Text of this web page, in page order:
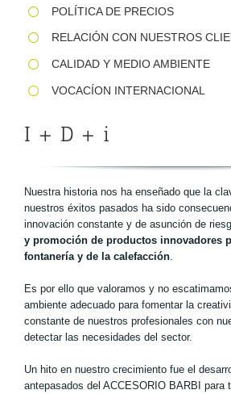
POLÍTICA DE PRECIOS
RELACIÓN CON NUESTROS
CALIDAD Y MEDIO AMBIENTE
VOCACÍON INTERNACIONAL
I + D + i
Nuestra historia nos ha enseñado que la
nuestros éxitos pasados ha sido
innovación constante y de asunción de
y promoción de productos innovadores
fontanería y de la calefacción
Es por ello que valoramos y no
ambiente adecuado para fomentar la
constante de nuestros profesionales con
detectar las necesidades del sector.
Un hito en nuestro crecimiento fue el
antepasados del ACCESORIO BARBI para